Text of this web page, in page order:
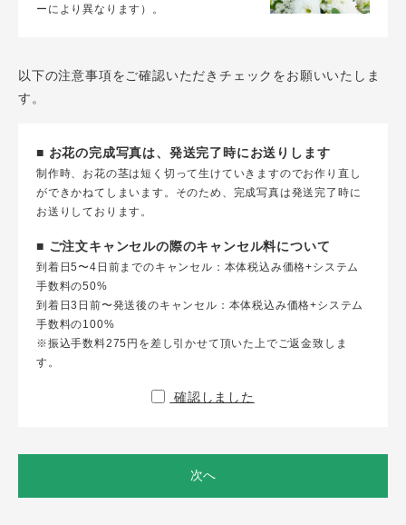
ーにより異なります）。
以下の注意事項をご確認いただきチェックをお願いいたしま
す。
■ お花の完成写真は、発送完了時にお送りします
制作時、お花の茎は短く切って生けていきますのでお作り直し
ができかねてしまいます。そのため、完成写真は発送完了時に
お送りしております。
■ ご注文キャンセルの際のキャンセル料について
到着日5〜4日前までのキャンセル：本体税込み価格+システム
手数料の50%
到着日3日前〜発送後のキャンセル：本体税込み価格+システム
手数料の100%
※振込手数料275円を差し引かせて頂いた上でご返金致しま
す。
確認しました
次へ